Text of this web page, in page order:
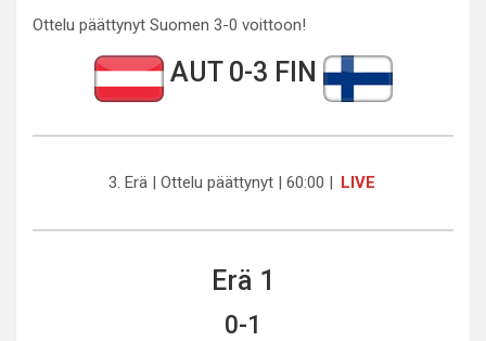
Ottelu päättynyt Suomen 3-0 voittoon!
AUT 0-3 FIN
3. Erä | Ottelu päättynyt | 60:00 | LIVE
Erä 1
0-1